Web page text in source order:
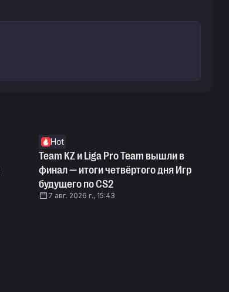
Hot
Team KZ и Liga Pro Team вышли в
финал — итоги четвёртого дня Игр
будущего по CS2
7 авг. 2026 г., 15:43